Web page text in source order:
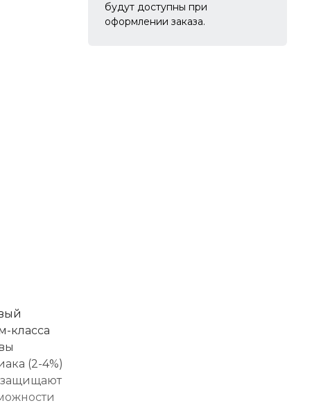
будут доступны при
оформлении заказа.
класса
(2-4%)
защищают